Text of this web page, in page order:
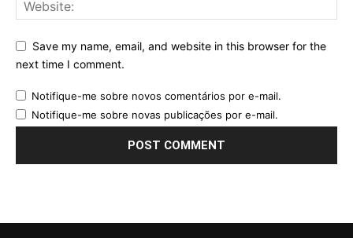
Save my name, email, and website in this browser for the
next time I comment.
Notifique-me sobre novos comentários por e-mail.
Notifique-me sobre novas publicações por e-mail.